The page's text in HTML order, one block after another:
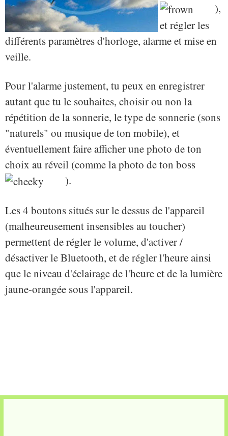
),
et régler les
différents paramètres d'horloge, alarme et mise en
veille.
Pour l'alarme justement, tu peux en enregistrer
autant que tu le souhaites, choisir ou non la
répétition de la sonnerie, le type de sonnerie (sons
"naturels" ou musique de ton mobile), et
éventuellement faire afficher une photo de ton
choix au réveil (comme la photo de ton boss
).
Les 4 boutons situés sur le dessus de l'appareil
(malheureusement insensibles au toucher)
permettent de régler le volume, d'activer /
désactiver le Bluetooth, et de régler l'heure ainsi
que le niveau d'éclairage de l'heure et de la lumière
jaune-orangée sous l'appareil.